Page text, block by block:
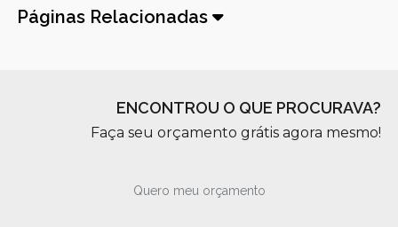
Páginas Relacionadas
ENCONTROU O QUE PROCURAVA?
Faça seu orçamento grátis agora mesmo!
Quero meu orçamento